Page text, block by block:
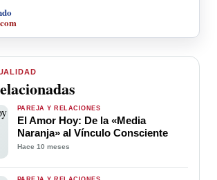
PAREJA Y RELACIONES
El Amor Hoy: De la «Media
Naranja» al Vínculo Consciente
Hace 10 meses